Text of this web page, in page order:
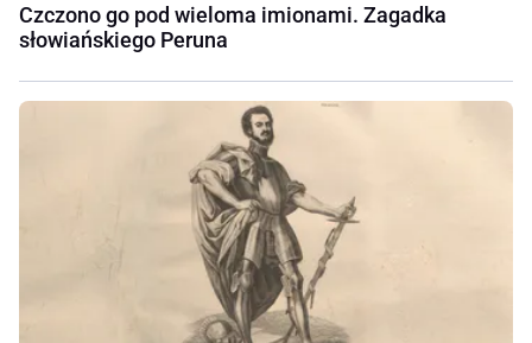
Czczono go pod wieloma imionami. Zagadka
słowiańskiego Peruna